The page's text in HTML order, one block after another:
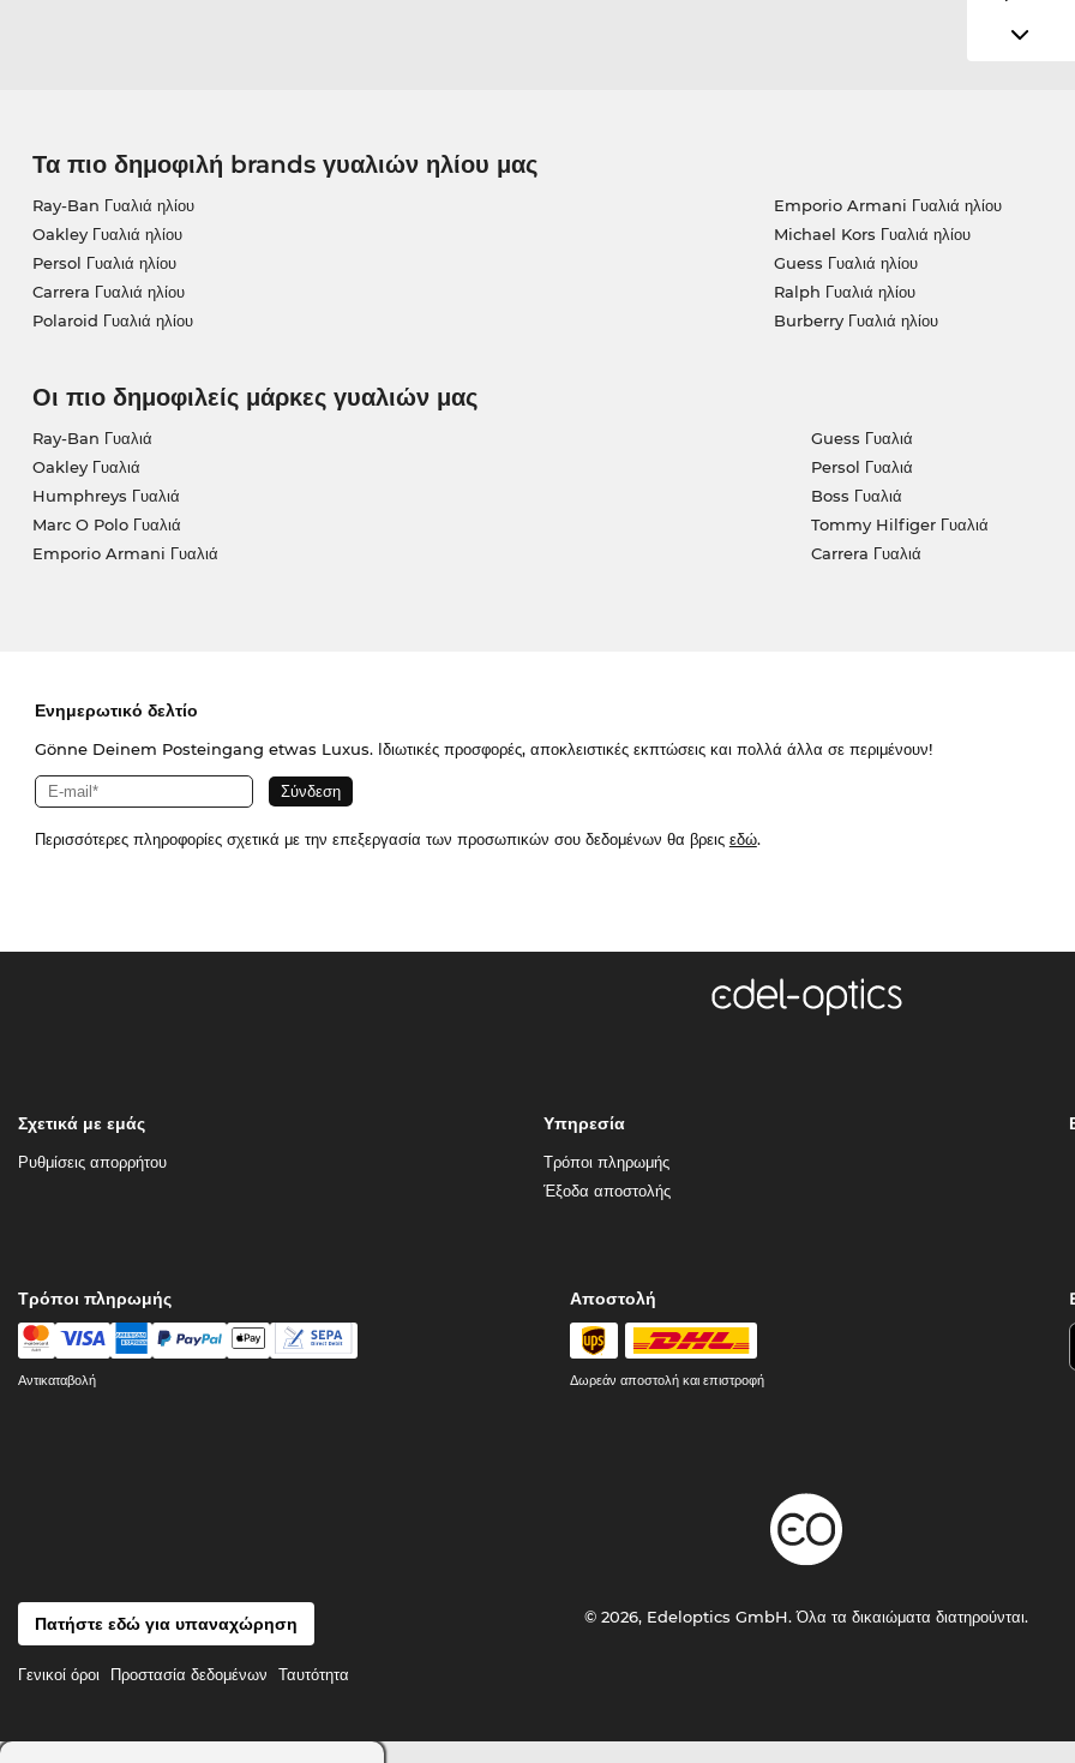
Τα πιο δημοφιλή brands γυαλιών ηλίου μας
Ray-Ban Γυαλιά ηλίου
Oakley Γυαλιά ηλίου
Persol Γυαλιά ηλίου
Carrera Γυαλιά ηλίου
Polaroid Γυαλιά ηλίου
Emporio Armani Γυαλιά ηλίου
Michael Kors Γυαλιά ηλίου
Guess Γυαλιά ηλίου
Ralph Γυαλιά ηλίου
Burberry Γυαλιά ηλίου
Οι πιο δημοφιλείς μάρκες γυαλιών μας
Ray-Ban Γυαλιά
Oakley Γυαλιά
Humphreys Γυαλιά
Marc O Polo Γυαλιά
Emporio Armani Γυαλιά
Guess Γυαλιά
Persol Γυαλιά
Boss Γυαλιά
Tommy Hilfiger Γυαλιά
Carrera Γυαλιά
Ενημερωτικό δελτίο
Gönne Deinem Posteingang etwas Luxus. Ιδιωτικές προσφορές, αποκλειστικές εκπτώσεις και πολλά άλλα σε περιμένουν!
Περισσότερες πληροφορίες σχετικά με την επεξεργασία των προσωπικών σου δεδομένων θα βρεις εδώ.
Σχετικά με εμάς
Ρυθμίσεις απορρήτου
Υπηρεσία
Τρόποι πληρωμής
Έξοδα αποστολής
Τρόποι πληρωμής
Αντικαταβολή
Αποστολή
Δωρεάν αποστολή και επιστροφή
Πατήστε εδώ για υπαναχώρηση
Γενικοί όροι Προστασία δεδομένων Ταυτότητα
© 2026, Edeloptics GmbH. Όλα τα δικαιώματα διατηρούνται.